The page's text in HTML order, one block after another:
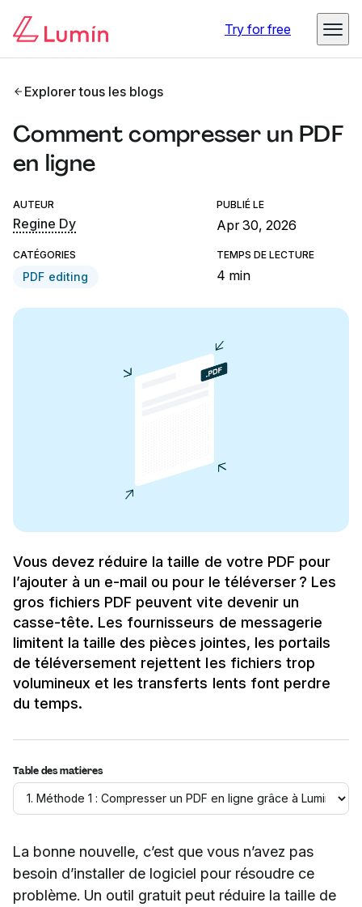
Try for free
Explorer tous les blogs
Comment compresser un PDF
en ligne
AUTEUR
Regine Dy
PUBLIÉ LE
Apr 30, 2026
CATÉGORIES
PDF editing
TEMPS DE LECTURE
4 min
Vous devez réduire la taille de votre PDF pour
l’ajouter à un e-mail ou pour le téléverser ? Les
gros fichiers PDF peuvent vite devenir un
casse-tête. Les fournisseurs de messagerie
limitent la taille des pièces jointes, les portails
de téléversement rejettent les fichiers trop
volumineux et les transferts lents font perdre
du temps.
Table des matières
La bonne nouvelle, c’est que vous n’avez pas
besoin d’installer de logiciel pour résoudre ce
problème. Un outil gratuit peut réduire la taille de